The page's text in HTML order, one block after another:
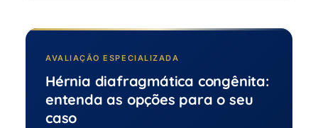
AVALIAÇÃO ESPECIALIZADA
Hérnia diafragmática congênita:
entenda as opções para o seu
caso